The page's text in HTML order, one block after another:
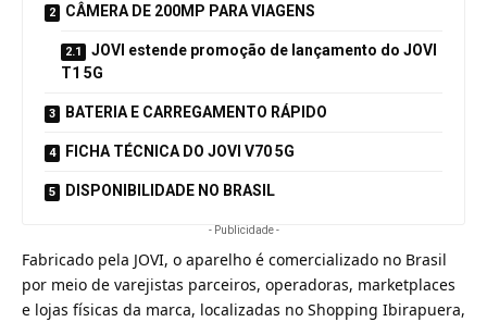
CÂMERA DE 200MP PARA VIAGENS
JOVI estende promoção de lançamento do JOVI
T1 5G
BATERIA E CARREGAMENTO RÁPIDO
FICHA TÉCNICA DO JOVI V70 5G
DISPONIBILIDADE NO BRASIL
- Publicidade -
Fabricado pela JOVI, o aparelho é comercializado no Brasil
por meio de varejistas parceiros, operadoras, marketplaces
e lojas físicas da marca, localizadas no Shopping Ibirapuera,